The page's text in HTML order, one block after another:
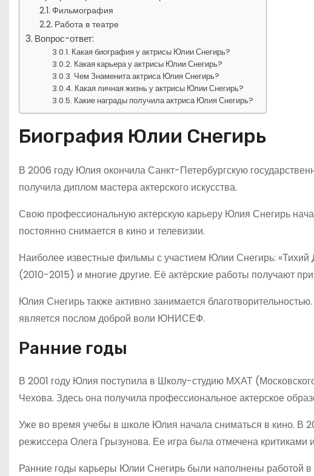
Фильмография
Работа в театре
Вопрос-ответ:
Какая биография у актрисы Юлии Снегирь?
Какая карьера у актрисы Юлии Снегирь?
Чем Знаменита актриса Юлия Снегирь?
Какая личная жизнь у актрисы Юлии Снегирь?
Какие награды получила актриса Юлия Снегирь?
Биография Юлии Снегирь
В 2006 году Юлия окончила Санкт-Петербургскую
получила диплом мастера актерского искусства.
Свою профессиональную актерскую карьеру Юлия Снегирь
постоянно снимается в кино и телевизии.
Наиболее известные фильмы с участием Юлии Снегирь:
(2010-2015) и многие другие. Её актёрские работы получают
Юлия Снегирь также активно занимается
является послом доброй воли ЮНИСЕФ.
Ранние годы
В 2001 году Юлия поступила в Школу-студию МХАТ
Чехова. Здесь она получила профессиональное актерское
Уже во время учебы в школе Юлия начала сниматься в кино. В
режиссера Олега Грызунова. Ее игра была отмечена критиками
Ранние годы карьеры Юлии Снегирь были наполнены работой в